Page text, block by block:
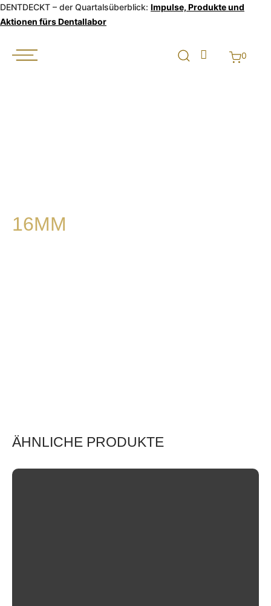
DENTDECKT – der Quartalsüberblick: Impulse, Produkte und
Aktionen fürs Dentallabor
0
16MM
ÄHNLICHE PRODUKTE